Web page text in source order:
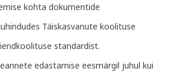
kohta dokumentide
Täiskasvanute koolituse
standardist.
edastamise eesmärgil juhul kui